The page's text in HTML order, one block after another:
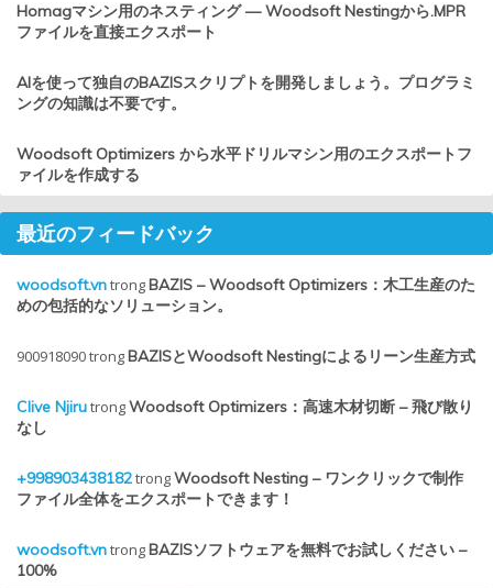
Homagマシン用のネスティング — Woodsoft Nestingから.MPR
ファイルを直接エクスポート
AIを使って独自のBAZISスクリプトを開発しましょう。プログラミ
ングの知識は不要です。
Woodsoft Optimizers から水平ドリルマシン用のエクスポートフ
ァイルを作成する
最近のフィードバック
woodsoft.vntrongBAZIS – Woodsoft Optimizers：木工生産のた
めの包括的なソリューション。
900918090trongBAZISとWoodsoft Nestingによるリーン生産方式
Clive NjirutrongWoodsoft Optimizers：高速木材切断 – 飛び散り
なし
+998903438182trongWoodsoft Nesting – ワンクリックで制作
ファイル全体をエクスポートできます！
woodsoft.vntrongBAZISソフトウェアを無料でお試しください –
100%